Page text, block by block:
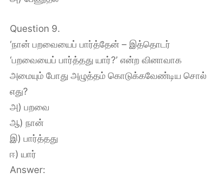
Question 9.
‘நான் பறவையைப் பார்த்தேன் – இத்தொடர்
‘பறவையைப் பார்த்தது யார்?’ என்ற வினாவாக
அமையும் போது அழுத்தம் கொடுக்கவேண்டிய சொல்
எது?
அ) பறவை
ஆ) நான்
இ) பார்த்தது
ஈ) யார்
Answer: